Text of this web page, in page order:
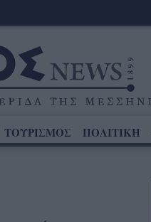
ΤΟΥΡΙΣΜΟΣ ΠΟΛΙΤΙΚΗ